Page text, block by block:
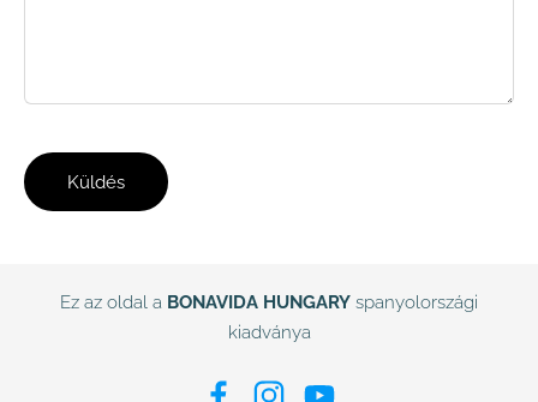
Ez az oldal a BONAVIDA HUNGARY spanyolországi
kiadványa